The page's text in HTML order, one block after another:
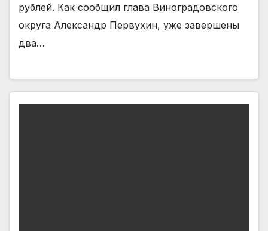
рублей. Как сообщил глава Виноградовского
округа Александр Первухин, уже завершены
два…